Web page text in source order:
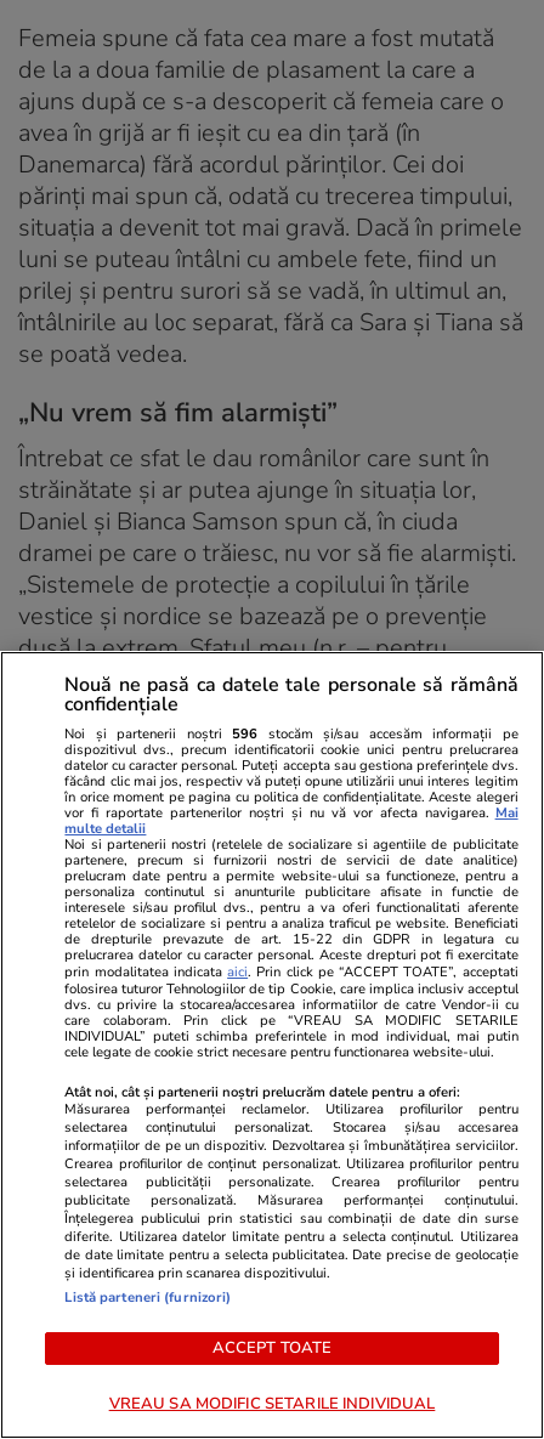
Femeia spune că fata cea mare a fost mutată
de la a doua familie de plasament la care a
ajuns după ce s-a descoperit că femeia care o
avea în grijă ar fi ieșit cu ea din țară (în
Danemarca) fără acordul părinților. Cei doi
părinți mai spun că, odată cu trecerea timpului,
situația a devenit tot mai gravă. Dacă în primele
luni se puteau întâlni cu ambele fete, fiind un
prilej și pentru surori să se vadă, în ultimul an,
întâlnirile au loc separat, fără ca Sara și Tiana să
se poată vedea.
„Nu vrem să fim alarmiști”
Întrebat ce sfat le dau românilor care sunt în
străinătate și ar putea ajunge în situația lor,
Daniel și Bianca Samson spun că, în ciuda
dramei pe care o trăiesc, nu vor să fie alarmiști.
„Sistemele de protecție a copilului în țările
vestice și nordice se bazează pe o prevenție
dusă la extrem. Sfatul meu (n.r. – pentru
românii din străinătate): citiți foarte atent
semnele și dacă aveți semnale că s-ar putea
produce ce s-a întâmplat la noi, plecați imediat.
Mai bine să pleci câteva săptămâni în țară să
reglezi lucrurile decât să ajungi într-o situație
de coșmar”, spune Daniel. Românul îi mai
îndeamnă pe cei ajunși în situația lui să apeleze
instant la un avocat și la autoritățile române din
țara respectivă.
Cei doi părinți au văzut-o pe Sara ultima dată
pe 27 aprilie 2024. Ar fi trebuit să o revadă pe
5 iunie, dar a fost mutată la o altă familie și
întâlnirea a fost anulată, fiind permis doar un
apel video de o oră. Cu Tiana s-au întâlnit în 20
iunie, iar următoarea întâlnire cu fetele nu a fost
stabilită.
În ultimul document transmis familiei Samson,
cei doi părinți sunt anunțați că Sara a fost
mutată pentru a șasea oară. De această dată,
fata a fost dusă într-un centru de psihiatrie
pentru copii, unde costurile de cazare și
tratament sunt de peste 500 de euro pe zi și
Nouă ne pasă ca datele tale personale să rămână
confidențiale
Noi și partenerii noștri 596 stocăm și/sau accesăm informații pe
dispozitivul dvs., precum identificatorii cookie unici pentru prelucrarea
datelor cu caracter personal. Puteți accepta sau gestiona preferințele dvs.
făcând clic mai jos, respectiv vă puteți opune utilizării unui interes legitim
în orice moment pe pagina cu politica de confidențialitate. Aceste alegeri
vor fi raportate partenerilor noștri și nu vă vor afecta navigarea. Mai
multe detalii
Noi si partenerii nostri (retelele de socializare si agentiile de publicitate
partenere, precum si furnizorii nostri de servicii de date analitice)
prelucram date pentru a permite website-ului sa functioneze, pentru a
personaliza continutul si anunturile publicitare afisate in functie de
interesele si/sau profilul dvs., pentru a va oferi functionalitati aferente
retelelor de socializare si pentru a analiza traficul pe website. Beneficiati
de drepturile prevazute de art. 15-22 din GDPR in legatura cu
prelucrarea datelor cu caracter personal. Aceste drepturi pot fi exercitate
prin modalitatea indicataaici. Prin click pe “ACCEPT TOATE”, acceptati
folosirea tuturor Tehnologiilor de tip Cookie, care implica inclusiv acceptul
dvs. cu privire la stocarea/accesarea informatiilor de catre Vendor-ii cu
care colaboram. Prin click pe “VREAU SA MODIFIC SETARILE
INDIVIDUAL” puteti schimba preferintele in mod individual, mai putin
cele legate de cookie strict necesare pentru functionarea website-ului.
Atât noi, cât și partenerii noștri prelucrăm datele pentru a oferi:
Măsurarea performanței reclamelor. Utilizarea profilurilor pentru
selectarea conținutului personalizat. Stocarea și/sau accesarea
informațiilor de pe un dispozitiv. Dezvoltarea și îmbunătățirea serviciilor.
Crearea profilurilor de conținut personalizat. Utilizarea profilurilor pentru
selectarea publicității personalizate. Crearea profilurilor pentru
publicitate personalizată. Măsurarea performanței conținutului.
Înțelegerea publicului prin statistici sau combinații de date din surse
diferite. Utilizarea datelor limitate pentru a selecta conținutul. Utilizarea
de date limitate pentru a selecta publicitatea. Date precise de geolocație
și identificarea prin scanarea dispozitivului.
Listă parteneri (furnizori)
ACCEPT TOATE
VREAU SA MODIFIC SETARILE INDIVIDUAL